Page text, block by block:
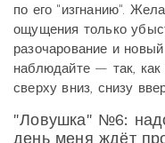
по его "изгнанию".
ощущения только
разочарование и
наблюдайте — так, как
сверху вниз, снизу
"Ловушка" №6:
день меня ждёт